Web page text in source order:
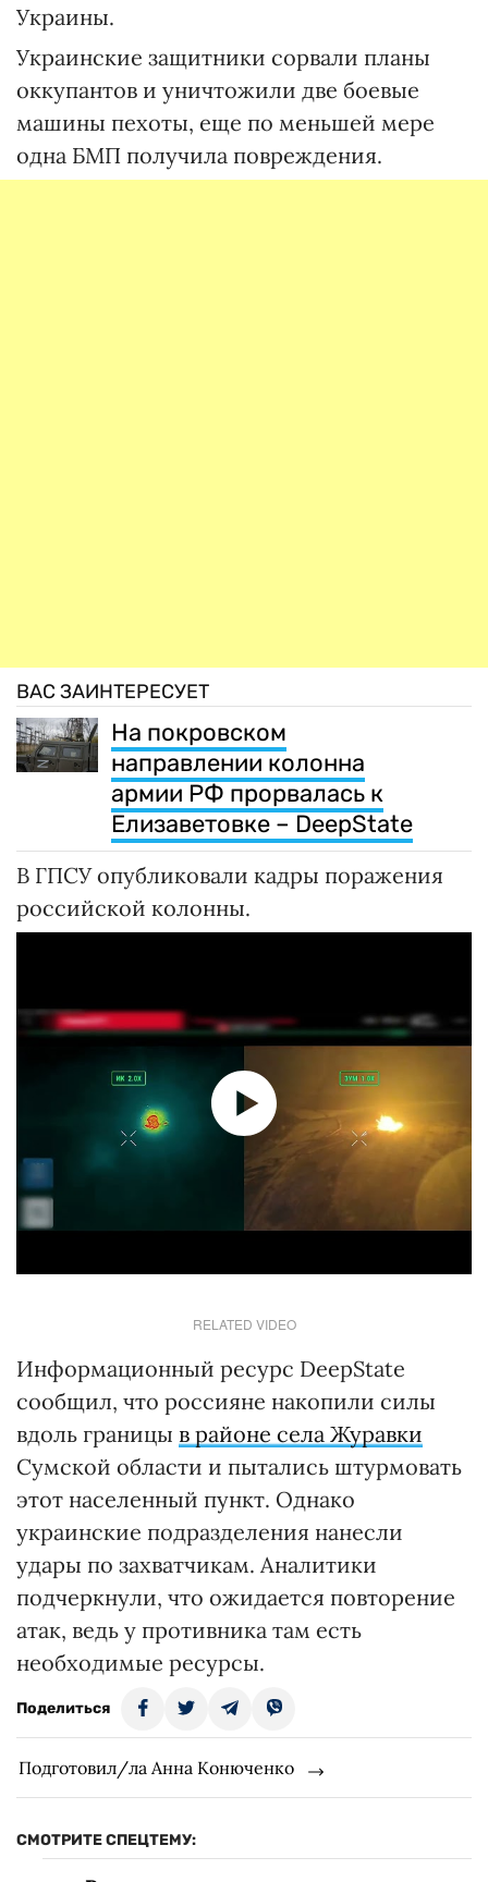
Украины.
Украинские защитники сорвали планы
оккупантов и уничтожили две боевые
машины пехоты, еще по меньшей мере
одна БМП получила повреждения.
ВАС ЗАИНТЕРЕСУЕТ
На покровском
направлении колонна
армии РФ прорвалась к
Елизаветовке – DeepState
В ГПСУ опубликовали кадры поражения
российской колонны.
RELATED VIDEO
Информационный ресурс DeepState
сообщил, что россияне накопили силы
вдоль границы в районе села Журавки
Сумской области и пытались штурмовать
этот населенный пункт. Однако
украинские подразделения нанесли
удары по захватчикам. Аналитики
подчеркнули, что ожидается повторение
атак, ведь у противника там есть
необходимые ресурсы.
Поделиться
Подготовил/ла Анна Конюченко
СМОТРИТЕ СПЕЦТЕМУ: